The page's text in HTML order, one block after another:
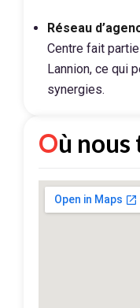
Réseau
Centre fait
Lannion, ce qui
synergies.
Où